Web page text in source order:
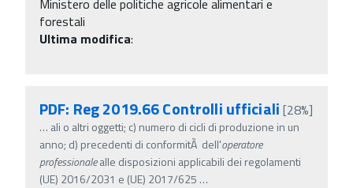
forestali
Ultima modifica:
PDF: Reg 2019.66 Controlli ufficiali [28%]
… ali o altri oggetti; c) numero di cicli di produzione in un
anno; d) precedenti di conformitÃ dell'operatore
professionalealle disposizioni applicabili dei regolamenti
(UE) 2016/2031 e (UE) 2017/625 …